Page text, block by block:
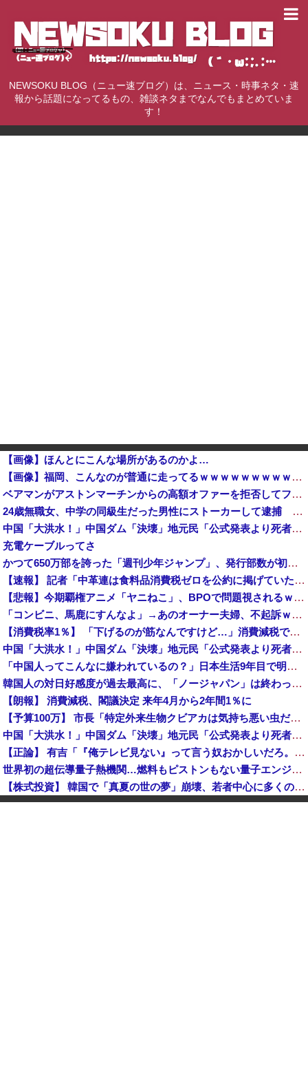
NEWSOKU BLOG（ニュー速ブログ）は、ニュース・時事ネタ・速
報から話題になってるもの、雑談ネタまでなんでもまとめていま
す！
【画像】ほんとにこんな場所があるのかよ…
【画像】福岡、こんなのが普通に走ってるｗｗｗｗｗｗｗｗｗｗｗｗｗｗｗｗ
ベアマンがアストンマーチンからの高額オファーを拒否してフェラーリ（FDA）との契約を延長との情報他
24歳無職女、中学の同級生だった男性にストーカーして逮捕 全く親しくないのに20回以上物品贈る
中国「大洪水！」中国ダム「決壊」地元民「公式発表より死者多い！」中国政府「住民拘束！（安否不明」中国当局「救助隊動画も削除」台風13号「三峡ダム接近中」→
充電ケーブルってさ
かつて650万部を誇った「週刊少年ジャンプ」、発行部数が初の100万部割れ
【速報】 記者「中革連は食料品消費税ゼロを公約に掲げていたが？」→階猛氏「そ、それは財源確保という条件付き」
【悲報】今期覇権アニメ「ヤニねこ」、BPOで問題視されるｗｗｗｗｗ
「コンビニ、馬鹿にすんなよ」→あのオーナー夫婦、不起訴ｗｗｗｗｗｗｗｗｗ
【消費税率1％】 「下げるのが筋なんですけど…」消費減税で値下がりする分と同じだけ商品を値上げして店頭価格を変えない店も
中国「大洪水！」中国ダム「決壊」地元民「公式発表より死者多い！」中国政府「住民拘束！（安否不明」中国当局「救助隊動画も削除」台風13号「三峡ダム接近中」→
「中国人ってこんなに嫌われているの？」日本生活9年目で明かす本心！
韓国人の対日好感度が過去最高に、「ノージャパン」は終わった？＝ネット「中国より100倍いい」
【朗報】 消費減税、閣議決定 来年4月から2年間1％に
【予算100万】 市長「特定外来生物クビアカは気持ち悪い虫だしそんな需要ないと思う」1匹300円相当の報奨金→初日に42万取られ焦り
中国「大洪水！」中国ダム「決壊」地元民「公式発表より死者多い！」中国政府「住民拘束！（安否不明」中国当局「救助隊動画も削除」台風13号「三峡ダム接近中」→
【正論】 有吉「『俺テレビ見ない』って言う奴おかしいだろ。団子屋で『団子食べない』って言うか？」
世界初の超伝導量子熱機関…燃料もピストンもない量子エンジンが回った！
【株式投資】 韓国で「真夏の世の夢」崩壊、若者中心に多くの人が「人生オワタ」―中国メディア
【動画】 石破「公約を果たすというが、減税しますは公約ではない。検討を加速するというのが公約だ」